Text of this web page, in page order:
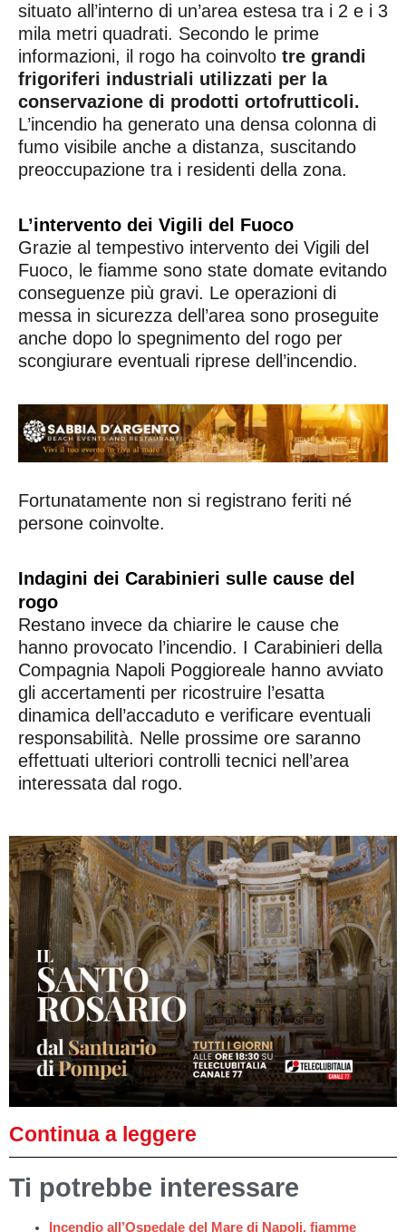
situato all’interno di un’area estesa tra i 2 e i 3
mila metri quadrati. Secondo le prime
informazioni, il rogo ha coinvolto tre grandi
frigoriferi industriali utilizzati per la
conservazione di prodotti ortofrutticoli.
L’incendio ha generato una densa colonna di
fumo visibile anche a distanza, suscitando
preoccupazione tra i residenti della zona.
L’intervento dei Vigili del Fuoco
Grazie al tempestivo intervento dei Vigili del
Fuoco, le fiamme sono state domate evitando
conseguenze più gravi. Le operazioni di
messa in sicurezza dell’area sono proseguite
anche dopo lo spegnimento del rogo per
scongiurare eventuali riprese dell’incendio.
Fortunatamente non si registrano feriti né
persone coinvolte.
Indagini dei Carabinieri sulle cause del
rogo
Restano invece da chiarire le cause che
hanno provocato l’incendio. I Carabinieri della
Compagnia Napoli Poggioreale hanno avviato
gli accertamenti per ricostruire l’esatta
dinamica dell’accaduto e verificare eventuali
responsabilità. Nelle prossime ore saranno
effettuati ulteriori controlli tecnici nell’area
interessata dal rogo.
Continua a leggere
Ti potrebbe interessare
Incendio all’Ospedale del Mare di Napoli, fiamme